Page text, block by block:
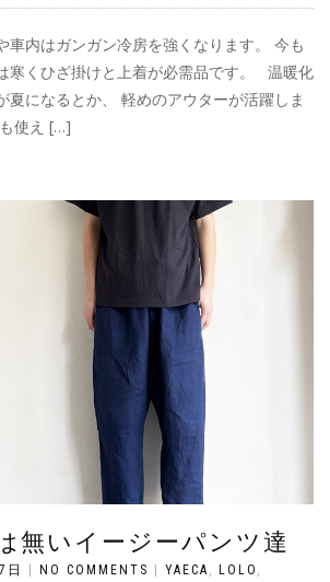
車内はガンガン冷房を強くなります。 今も
寒くひざ掛けと上着が必需品です。 温暖化
夏になるとか、 軽めのアウターが活躍しま
使え […]
無いイージーパンツ達
日 NO COMMENTS YAECA , LOLO ,